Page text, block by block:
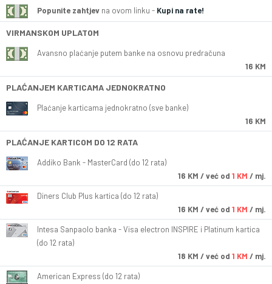
Popunite zahtjev na ovom linku - Kupi na rate!
VIRMANSKOM UPLATOM
Avansno plaćanje putem banke na osnovu predračuna
16 KM
PLAĆANJEM KARTICAMA JEDNOKRATNO
Plaćanje karticama jednokratno (sve banke)
16 KM
PLAĆANJE KARTICOM DO 12 RATA
Addiko Bank - MasterCard (do 12 rata)
16 KM / već od 1 KM / mj.
Diners Club Plus kartica (do 12 rata)
16 KM / već od 1 KM / mj.
Intesa Sanpaolo banka - Visa electron INSPIRE i Platinum kartica
(do 12 rata)
18 KM / već od 1 KM / mj.
American Express (do 12 rata)